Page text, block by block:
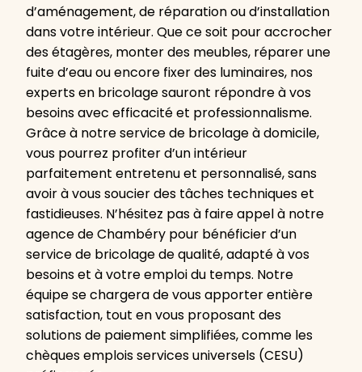
d’aménagement, de réparation ou d’installation
dans votre intérieur. Que ce soit pour accrocher
des étagères, monter des meubles, réparer une
fuite d’eau ou encore fixer des luminaires, nos
experts en bricolage sauront répondre à vos
besoins avec efficacité et professionnalisme.
Grâce à notre service de bricolage à domicile,
vous pourrez profiter d’un intérieur
parfaitement entretenu et personnalisé, sans
avoir à vous soucier des tâches techniques et
fastidieuses. N’hésitez pas à faire appel à notre
agence de Chambéry pour bénéficier d’un
service de bricolage de qualité, adapté à vos
besoins et à votre emploi du temps. Notre
équipe se chargera de vous apporter entière
satisfaction, tout en vous proposant des
solutions de paiement simplifiées, comme les
chèques emplois services universels (CESU)